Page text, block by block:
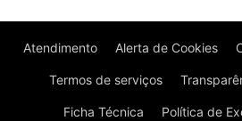
Atendimento Alerta de Cookies
Termos de serviços
Ficha Técnica Política de